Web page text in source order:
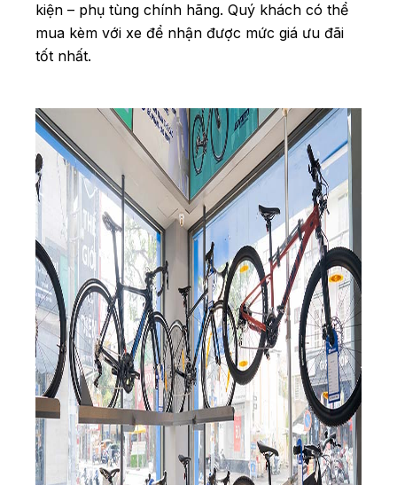
kiện – phụ tùng chính hãng. Quý khách có thể
mua kèm với xe để nhận được mức giá ưu đãi
tốt nhất.